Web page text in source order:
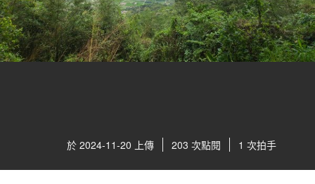
於 2024-11-20 上傳 203 次點閱 1 次拍手